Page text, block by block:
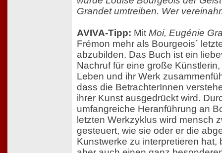
Grandet umtreiben. Wer
AVIVA-Tipp: Mit Moi, Eugénie
Frémon mehr als Bourgeois´
abzubilden. Das Buch ist ein
Nachruf für eine große
Leben und ihr Werk
dass die BetrachterInnen
ihrer Kunst ausgedrückt wird.
umfangreiche Heranführung an
letzten Werkzyklus wird mensch
gesteuert, wie sie oder er die
Kunstwerke zu interpretieren hat,